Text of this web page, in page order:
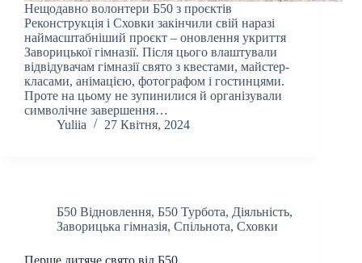
Нещодавно волонтери Б50 з проєктів
Реконструкція і Сховки закінчили свій наразі
наймасштабніший проєкт – оновлення укриття
Заворицької гімназії. Після цього влаштували
відвідувачам гімназії свято з квестами, майстер-
класами, анімацією, фотографом і гостинцями.
Проте на цьому не зупинилися й організували
символічне завершення…
Yuliia
27 Квітня, 2024
Б50 Відновлення, Б50 Турбота, Діяльність,
Заворицька гімназія, Спільнота, Сховки
Перше дитяче свято від Б50